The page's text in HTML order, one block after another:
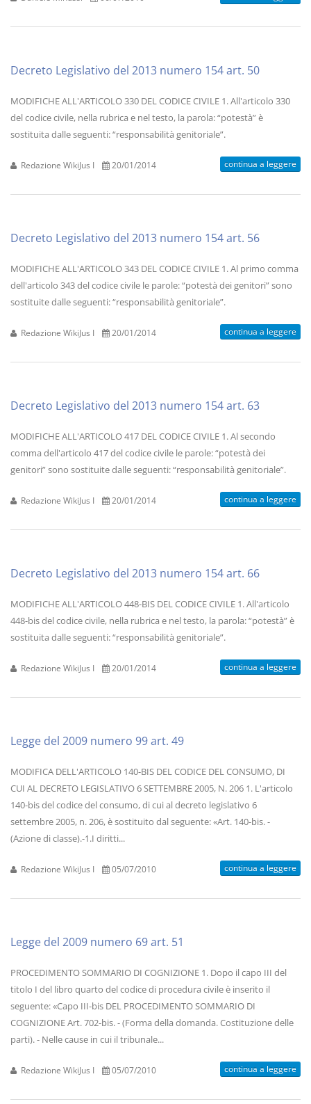
Decreto Legislativo del 2013 numero 154 art. 50
MODIFICHE ALL'ARTICOLO 330 DEL CODICE CIVILE 1. All'articolo 330
del codice civile, nella rubrica e nel testo, la parola: “potestà” è
sostituita dalle seguenti: “responsabilità genitoriale”.
Redazione WikiJus I 20/01/2014 continua a leggere
Decreto Legislativo del 2013 numero 154 art. 56
MODIFICHE ALL'ARTICOLO 343 DEL CODICE CIVILE 1. Al primo comma
dell'articolo 343 del codice civile le parole: “potestà dei genitori” sono
sostituite dalle seguenti: “responsabilità genitoriale”.
Redazione WikiJus I 20/01/2014 continua a leggere
Decreto Legislativo del 2013 numero 154 art. 63
MODIFICHE ALL'ARTICOLO 417 DEL CODICE CIVILE 1. Al secondo
comma dell'articolo 417 del codice civile le parole: “potestà dei
genitori” sono sostituite dalle seguenti: “responsabilità genitoriale”.
Redazione WikiJus I 20/01/2014 continua a leggere
Decreto Legislativo del 2013 numero 154 art. 66
MODIFICHE ALL'ARTICOLO 448-BIS DEL CODICE CIVILE 1. All'articolo
448-bis del codice civile, nella rubrica e nel testo, la parola: “potestà” è
sostituita dalle seguenti: “responsabilità genitoriale”.
Redazione WikiJus I 20/01/2014 continua a leggere
Legge del 2009 numero 99 art. 49
MODIFICA DELL'ARTICOLO 140-BIS DEL CODICE DEL CONSUMO, DI
CUI AL DECRETO LEGISLATIVO 6 SETTEMBRE 2005, N. 206 1. L'articolo
140-bis del codice del consumo, di cui al decreto legislativo 6
settembre 2005, n. 206, è sostituito dal seguente: «Art. 140-bis. -
(Azione di classe).-1.I diritti...
Redazione WikiJus I 05/07/2010 continua a leggere
Legge del 2009 numero 69 art. 51
PROCEDIMENTO SOMMARIO DI COGNIZIONE 1. Dopo il capo III del
titolo I del libro quarto del codice di procedura civile è inserito il
seguente: «Capo III-bis DEL PROCEDIMENTO SOMMARIO DI
COGNIZIONE Art. 702-bis. - (Forma della domanda. Costituzione delle
parti). - Nelle cause in cui il tribunale...
Redazione WikiJus I 05/07/2010 continua a leggere